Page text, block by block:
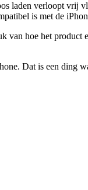
laden verloopt vrij
is met de
van hoe het
Dat is een ding